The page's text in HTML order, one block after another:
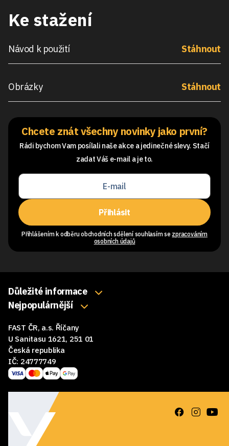
Ke stažení
Návod k použití Stáhnout
Obrázky Stáhnout
Chcete znát všechny novinky jako první?
Rádi bychom Vam posílali naše akce a jedinečné slevy. Stačí
zadat Váš e-mail a je to.
Přihlásit
Přihlášením k odběru obchodních sdělení souhlasím se zpracováním
osobních údajů
Důležité informace
O nás
Obchodní podmínky
Reklamace a vrácení zboží
GDPR
Nejpopulárnější
Sluchátka
Reproduktory
FAST ČR, a.s. Říčany
U Sanitasu 1621, 251 01
Česká republika
IČ: 24777749